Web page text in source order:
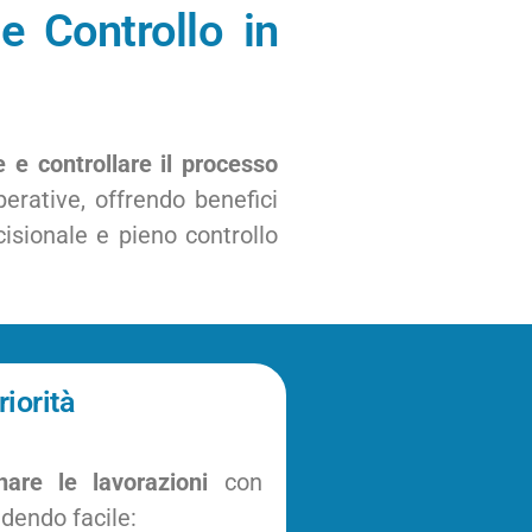
Controllo in
e controllare il processo
offrendo benefici
e pieno controllo
le lavorazioni con
facile: